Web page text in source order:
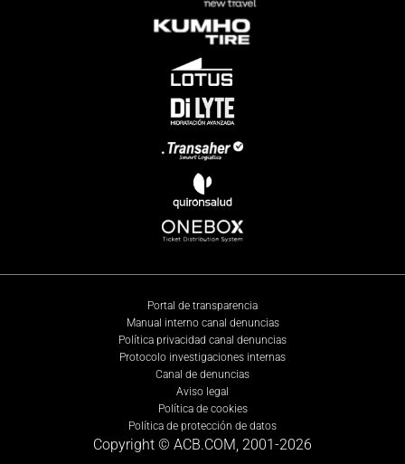
Portal de transparencia
Manual interno canal denuncias
Política privacidad canal denuncias
Protocolo investigaciones internas
Canal de denuncias
Aviso legal
Política de cookies
Política de protección de datos
Copyright © ACB.COM, 2001-2026